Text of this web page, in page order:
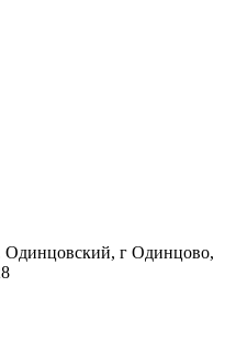
Одинцовский, г Одинцово,